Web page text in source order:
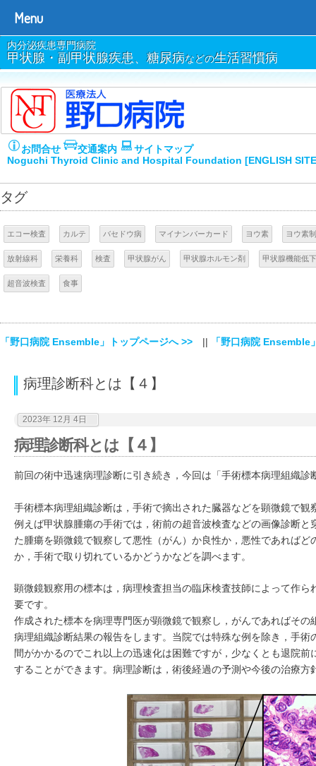
内分泌疾患専門病院
甲状腺・副甲状腺疾患、糖尿病などの生活習慣病
お問合せ 交通案内
サイトマップ
Noguchi Thyroid Clinic and Hospital Foundation [ENGLISH
タグ
エコー検査 カルテ バセドウ病 マイナンバーカード ヨウ素 ヨウ素
放射線科 栄養科 検査 甲状腺がん 甲状腺ホルモン剤 甲状腺機能低
超音波検査 食事
「野口病院 Ensemble」トップページへ >> || 「野口病院 Ensemble
病理診断科とは【４】
2023年 12月 4日
病理診断科とは【４】
前回の術中迅速病理診断に引き続き，今回は「手術標本病理組織診
手術標本病理組織診断は，手術で摘出された臓器などを顕微鏡で観
例えば甲状腺腫瘍の手術では，術前の超音波検査などの画像診断
た腫瘍を顕微鏡で観察して悪性（がん）か良性か，悪性であれば
か，手術で取り切れているかどうかなどを調べます。
顕微鏡観察用の標本は，病理検査担当の臨床検査技師によって作
要です。
作成された標本を病理専門医が顕微鏡で観察し，がんであればそ
病理組織診断結果の報告をします。当院では特殊な例を除き，手
間がかかるのでこれ以上の迅速化は困難ですが，少なくとも退院
することができます。病理診断は，術後経過の予測や今後の治療方
Menu